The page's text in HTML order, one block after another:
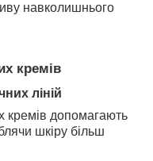
навколишнього
кремів
ліній
кремів допомагають
шкіру більш